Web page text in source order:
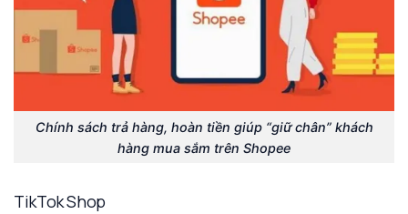
Chính sách trả hàng, hoàn tiền giúp “giữ chân” khách
hàng mua sắm trên Shopee
TikTok Shop